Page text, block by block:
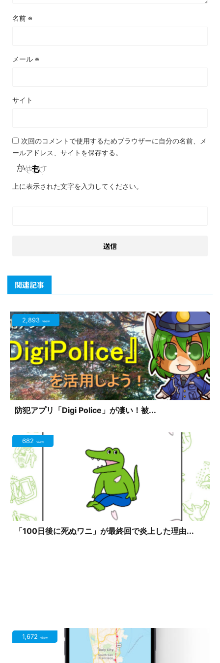
名前 ※
メール ※
サイト
次回のコメントで使用するためブラウザーに自分の名前、メ
ールアドレス、サイトを保存する。
上に表示された文字を入力してください。
関連記事
2,893 view
防犯アプリ「Digi Police」が凄い！被...
682 view
「100日後に死ぬワニ」が最終回で炎上した理由...
1,672 view